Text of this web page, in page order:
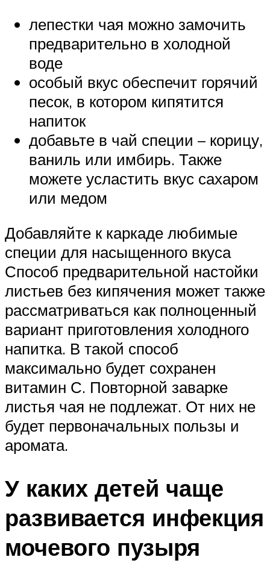
лепестки чая можно замочить
предварительно в холодной
воде
особый вкус обеспечит горячий
песок, в котором кипятится
напиток
добавьте в чай специи – корицу,
ваниль или имбирь. Также
можете усластить вкус сахаром
или медом
Добавляйте к каркаде любимые
специи для насыщенного вкуса
Способ предварительной настойки
листьев без кипячения может также
рассматриваться как полноценный
вариант приготовления холодного
напитка. В такой способ
максимально будет сохранен
витамин С. Повторной заварке
листья чая не подлежат. От них не
будет первоначальных пользы и
аромата.
У каких детей чаще
развивается инфекция
мочевого пузыря